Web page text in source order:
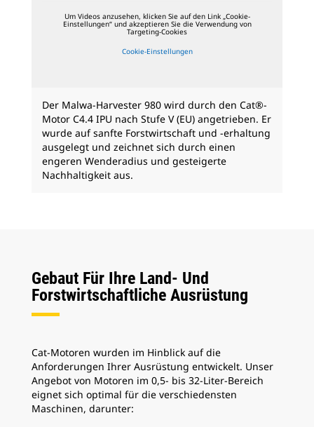
Um Videos anzusehen, klicken Sie auf den Link „Cookie-
Einstellungen“ und akzeptieren Sie die Verwendung von
Targeting-Cookies
Cookie-Einstellungen
Der Malwa-Harvester 980 wird durch den Cat®-
Motor C4.4 IPU nach Stufe V (EU) angetrieben. Er
wurde auf sanfte Forstwirtschaft und -erhaltung
ausgelegt und zeichnet sich durch einen
engeren Wenderadius und gesteigerte
Nachhaltigkeit aus.
Gebaut Für Ihre Land- Und
Forstwirtschaftliche Ausrüstung
Cat-Motoren wurden im Hinblick auf die
Anforderungen Ihrer Ausrüstung entwickelt. Unser
Angebot von Motoren im 0,5- bis 32-Liter-Bereich
eignet sich optimal für die verschiedensten
Maschinen, darunter: